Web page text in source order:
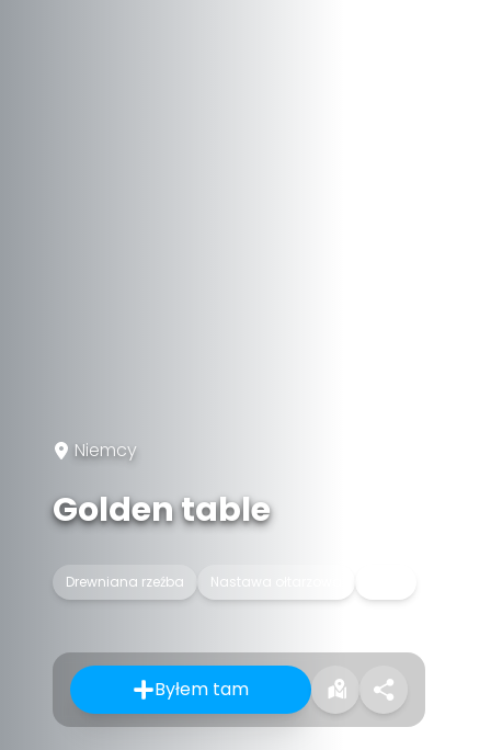
Niemcy
Golden table
Drewniana rzeźba Nastawa ołtarzowa
Byłem tam